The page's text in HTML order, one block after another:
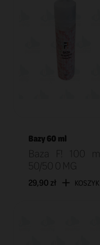
Bazy 60 ml
Baza F! 100 ml
50/50 0 MG
29,90 zł KOSZYK